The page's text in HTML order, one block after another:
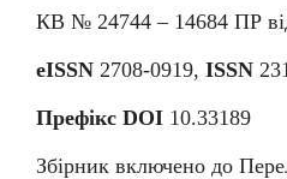
КВ № 24744 – 14684 ПР
eISSN 2708-0919, ISSN
Префікс DOI 10.33189
Збірник включено до